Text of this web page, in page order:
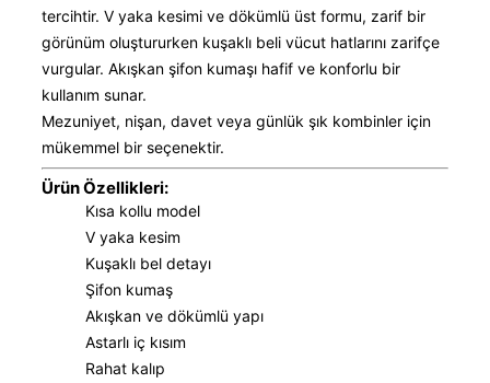
tercihtir. V yaka kesimi ve dökümlü üst formu, zarif bir
görünüm oluştururken kuşaklı beli vücut hatlarını zarifçe
vurgular. Akışkan şifon kumaşı hafif ve konforlu bir
kullanım sunar.
Mezuniyet, nişan, davet veya günlük şık kombinler için
mükemmel bir seçenektir.
Ürün Özellikleri:
Kısa kollu model
V yaka kesim
Kuşaklı bel detayı
Şifon kumaş
Akışkan ve dökümlü yapı
Astarlı iç kısım
Rahat kalıp